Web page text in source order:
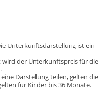
Unterkunftsdarstellung ist ein
wird der Unterkunftspreis für die
Darstellung teilen, gelten die
für Kinder bis 36 Monate.